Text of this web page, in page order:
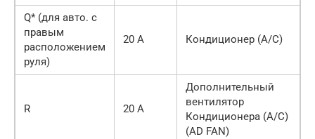
Q* (для авто. с
правым
расположением
руля)
20 А Кондиционер (A/C)
R 20 А
Дополнительный
вентилятор
Кондиционера (A/C)
(AD FAN)